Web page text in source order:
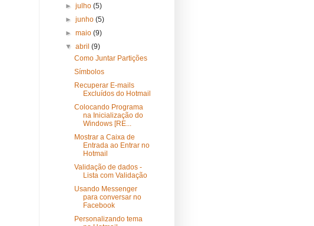
►julho(5)
►junho(5)
►maio(9)
▼abril(9)
Como Juntar Partições
Símbolos
Recuperar E-mails
Excluídos do Hotmail
Colocando Programa
na Inicialização do
Windows [RE...
Mostrar a Caixa de
Entrada ao Entrar no
Hotmail
Validação de dados -
Lista com Validação
Usando Messenger
para conversar no
Facebook
Personalizando tema